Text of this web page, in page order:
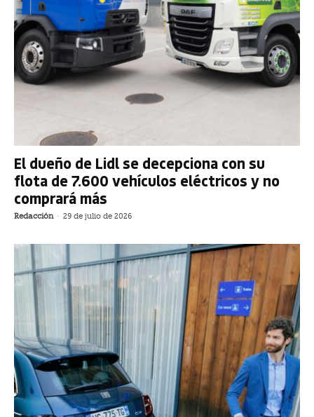
El dueño de Lidl se decepciona con su
flota de 7.600 vehículos eléctricos y no
comprará más
Redacción - 29 de julio de 2026